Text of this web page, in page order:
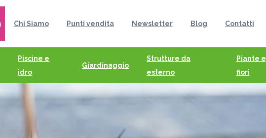
Chi Siamo Punti vendita Newsletter Blog Contatti
Piscine e
idro
Giardinaggio
Strutture da
esterno
Piante e
fiori